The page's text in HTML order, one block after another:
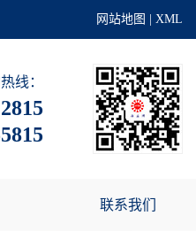
网站地图 XML
线：
联系我们